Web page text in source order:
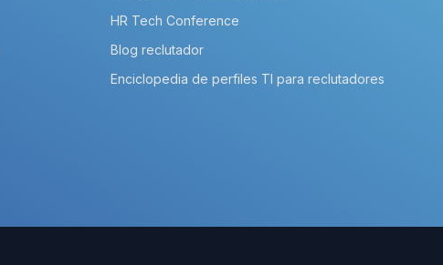
HR Tech Conference
Blog reclutador
Enciclopedia de perfiles TI para reclutadores